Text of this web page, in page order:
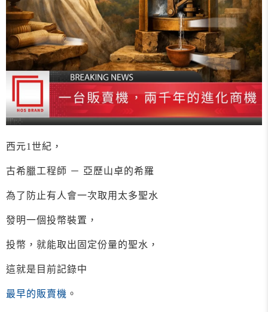
西元1世紀，
古希臘工程師 － 亞歷山卓的希羅
為了防止有人會一次取用太多聖水
發明一個投幣裝置，
投幣，就能取出固定份量的聖水，
這就是目前記錄中
最早的販賣機 。